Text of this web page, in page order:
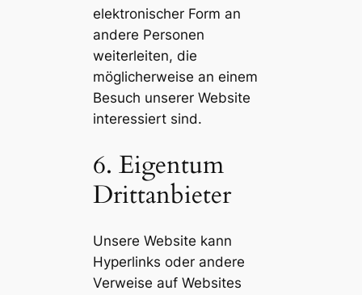
elektronischer Form an
andere Personen
weiterleiten, die
möglicherweise an einem
Besuch unserer Website
interessiert sind.
6. Eigentum
Drittanbieter
Unsere Website kann
Hyperlinks oder andere
Verweise auf Websites